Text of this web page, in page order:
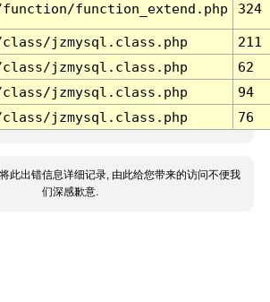
function_extend.php 324
jzmysql.class.php
211
jzmysql.class.php
62
jzmysql.class.php
94
jzmysql.class.php 76
此出错信息详细记录, 由此给您带来的访问不便我
们深感歉意.